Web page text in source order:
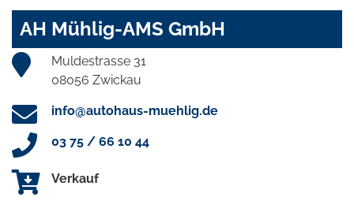
AH Mühlig-AMS GmbH
Muldestrasse 31
08056 Zwickau
info@autohaus-muehlig.de
03 75 / 66 10 44
Verkauf